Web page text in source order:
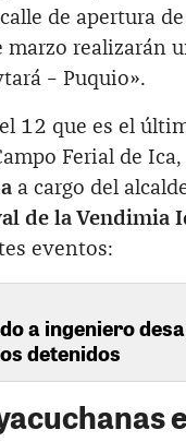
de apertura
realizarán
– Puquio».
12 que es el
Ferial de
a cargo del
de la Vendimia
eventos:
a ingeniero
detenidos